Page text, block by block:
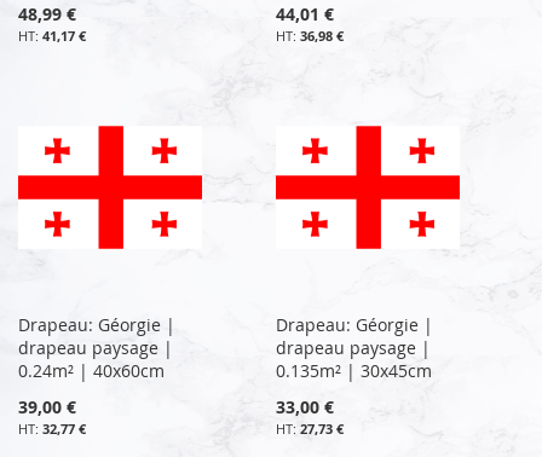
48,99 €
41,17 €
44,01 €
36,98 €
Drapeau: Géorgie |
drapeau paysage |
0.24m² | 40x60cm
39,00 €
32,77 €
Drapeau: Géorgie |
drapeau paysage |
0.135m² | 30x45cm
33,00 €
27,73 €